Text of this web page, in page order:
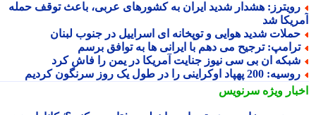
هشدار شدید ایران به کشورهای عربی، باعث توقف حمله
شد
شدید هوایی و توپخانه ای اسراییل در جنوب لبنان
ترجیح می دهم با ایرانی ها به توافق برسم
ان بی سی نیوز جنایت آمریکا در یمن را فاش کرد
200 پهپاد اوکراینی را در طول یک روز سرنگون کردیم
ویژهسرنویس